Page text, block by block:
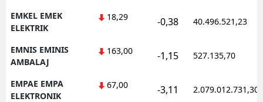
EMKEL EMEK
ELEKTRIK
18,29 -0,38 40.496.521,23
EMNIS EMINIS
AMBALAJ
163,00 -1,15 527.135,70
EMPAE EMPA
ELEKTRONIK
67,00 -3,11 2.079.012.731,30